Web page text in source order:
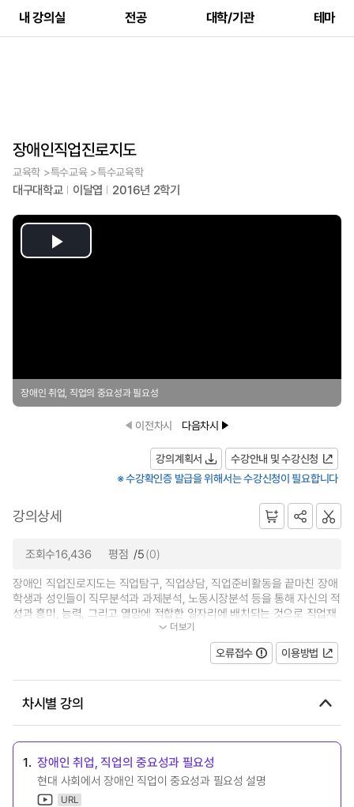
내 강의실 전공 대학/기관 테마
장애인직업진로지도
교육학 >특수교육 >특수교육학
대구대학교 이달엽 2016년 2학기
Play
장애인 취업, 직업의 중요성과 필요성
이전차시 다음차시
강의계획서
수강안내 및 수강신청
※ 수강확인증 발급을 위해서는 수강신청이 필요합니다
강의상세
조회수16,436 평점 /5(0)
장애인 직업진로지도는 직업탐구, 직업상담, 직업준비활동을 끝마친 장애
학생과 성인들이 직무분석과 과제분석, 노동시장분석 등을 통해 자신의 적
성과 흥미, 능력, 그리고 열망에 적합한 일자리에 배치되는 것으로 직업재
활에 있어서 하나의 중요하고 필... 더보기
오류접수 이용방법
차시별 강의
1. 장애인 취업, 직업의 중요성과 필요성
현대 사회에서 장애인 직업이 중요성과 필요성 설명
URL